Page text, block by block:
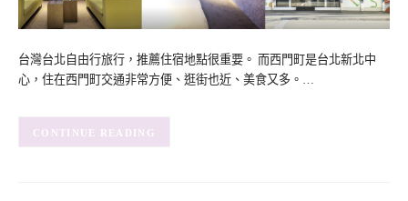
台灣台北自由行旅行，推薦住宿地點很重要。 而西門町是台北新北中
心，住在西門町交通非常方便、逛街也近、美食又多。…
CONTINUE READING